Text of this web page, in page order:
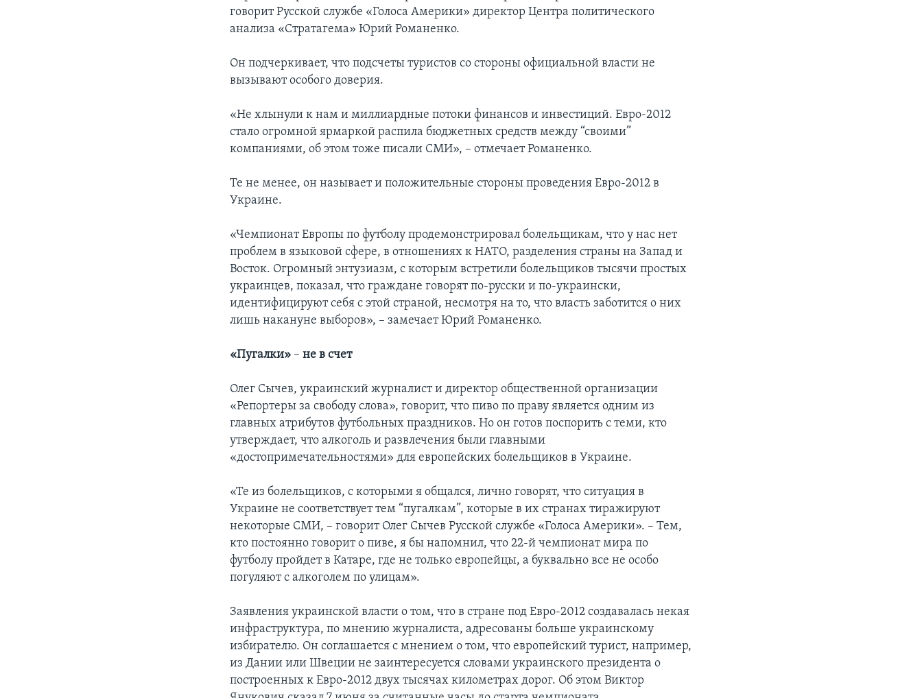
говорит Русской службе «Голоса Америки» директор Центра политического
анализа «Стратагема» Юрий Романенко.
Он подчеркивает, что подсчеты туристов со стороны официальной власти не
вызывают особого доверия.
«Не хлынули к нам и миллиардные потоки финансов и инвестиций. Евро-2012
стало огромной ярмаркой распила бюджетных средств между “своими”
компаниями, об этом тоже писали СМИ», – отмечает Романенко.
Те не менее, он называет и положительные стороны проведения Евро-2012 в
Украине.
«Чемпионат Европы по футболу продемонстрировал болельщикам, что у нас нет
проблем в языковой сфере, в отношениях к НАТО, разделения страны на Запад и
Восток. Огромный энтузиазм, с которым встретили болельщиков тысячи простых
украинцев, показал, что граждане говорят по-русски и по-украински,
идентифицируют себя с этой страной, несмотря на то, что власть заботится о них
лишь накануне выборов», – замечает Юрий Романенко.
«Пугалки» – не в счет
Олег Сычев, украинский журналист и директор общественной организации
«Репортеры за свободу слова», говорит, что пиво по праву является одним из
главных атрибутов футбольных праздников. Но он готов поспорить с теми, кто
утверждает, что алкоголь и развлечения были главными
«достопримечательностями» для европейских болельщиков в Украине.
«Те из болельщиков, с которыми я общался, лично говорят, что ситуация в
Украине не соответствует тем “пугалкам”, которые в их странах тиражируют
некоторые СМИ, – говорит Олег Сычев Русской службе «Голоса Америки». – Тем,
кто постоянно говорит о пиве, я бы напомнил, что 22-й чемпионат мира по
футболу пройдет в Катаре, где не только европейцы, а буквально все не особо
погуляют с алкоголем по улицам».
Заявления украинской власти о том, что в стране под Евро-2012 создавалась некая
инфраструктура, по мнению журналиста, адресованы больше украинскому
избирателю. Он соглашается с мнением о том, что европейский турист, например,
из Дании или Швеции не заинтересуется словами украинского президента о
построенных к Евро-2012 двух тысячах километрах дорог. Об этом Виктор